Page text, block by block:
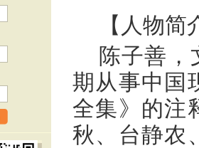
【人物简
陈子善，
期从事中国
全集》的注
秋、台静农